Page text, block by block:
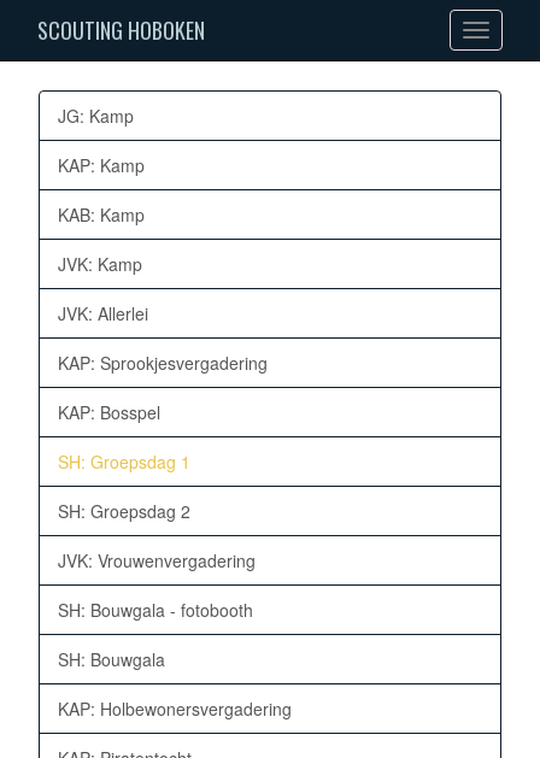
Toggle
navigation
SCOUTING HOBOKEN
JG: Kamp
KAP: Kamp
KAB: Kamp
JVK: Kamp
JVK: Allerlei
KAP: Sprookjesvergadering
KAP: Bosspel
SH: Groepsdag 1
SH: Groepsdag 2
JVK: Vrouwenvergadering
SH: Bouwgala - fotobooth
SH: Bouwgala
KAP: Holbewonersvergadering